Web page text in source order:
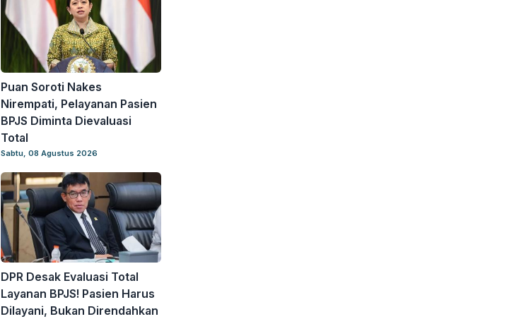
Puan Soroti Nakes
Nirempati, Pelayanan Pasien
BPJS Diminta Dievaluasi
Total
Sabtu, 08 Agustus 2026
DPR Desak Evaluasi Total
Layanan BPJS! Pasien Harus
Dilayani, Bukan Direndahkan